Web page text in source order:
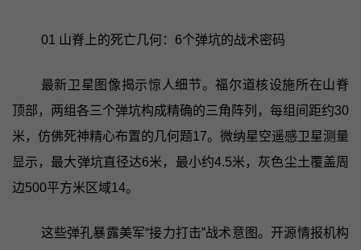
01 山脊上的死亡几何：6个弹坑的战术密码
最新卫星图像揭示惊人细节。福尔道核设施所在山脊
顶部，两组各三个弹坑构成精确的三角阵列，每组间距约30
米，仿佛死神精心布置的几何题17。微纳星空遥感卫星测量
显示，最大弹坑直径达6米，最小约4.5米，灰色尘土覆盖周
边500平方米区域14。
这些弹孔暴露美军“接力打击”战术意图。开源情报机构